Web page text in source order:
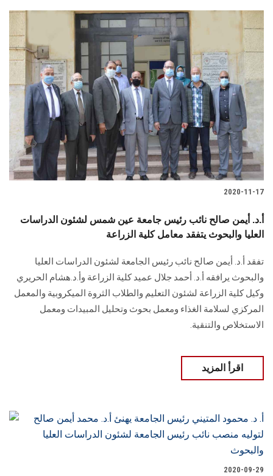
2020-11-17
أ.د. أيمن صالح نائب رئيس جامعة عين شمس لشئون الدراسات
العليا والبحوث يتفقد معامل كلية الزراعة
تفقد أ.د. أيمن صالح نائب رئيس الجامعة لشئون الدراسات العليا
والبحوث يرافقه أ.د. أحمد جلال عميد كلية الزراعة وأ.د.هشام الحريري
وكيل كلية الزراعة لشئون التعليم والطلاب الثروة الميكروبية والمعمل
المركزي لسلامة الغذاء ومعمل بحوث وتحليل المبيدات ومعمل
الاستخلاص والتنقية.
اقرأ المزيد
2020-09-29